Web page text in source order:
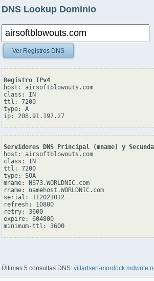
DNS Lookup Dominio
Ver Registros DNS
Registro IPv4
host: airsoftblowouts.com
class: IN
ttl: 7200
type: A
ip: 208.91.197.27
Servidores DNS Principal (mname) y
host: airsoftblowouts.com
class: IN
ttl: 7200
type: SOA
mname: NS73.WORLDNIC.com
rname: namehost.WORLDNIC.com
serial: 112021012
refresh: 10800
retry: 3600
expire: 604800
minimum-ttl: 3600
Últimas 5 consultas DNS: villadsen-